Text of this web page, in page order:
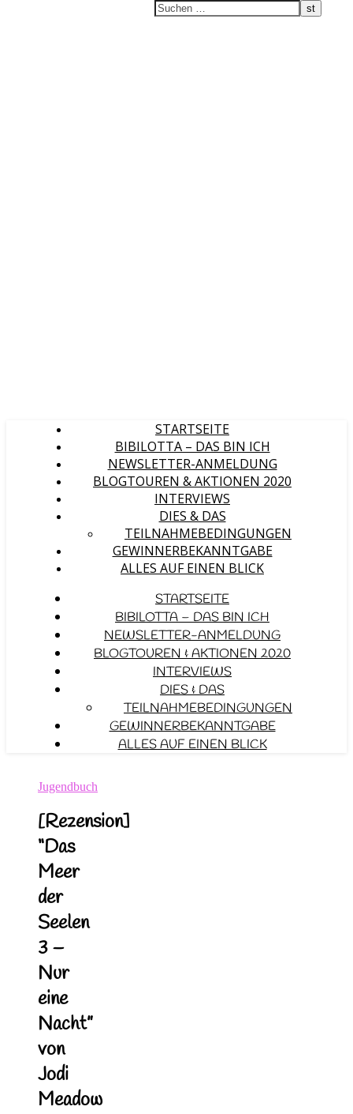
STARTSEITE
BIBILOTTA – DAS BIN ICH
NEWSLETTER-ANMELDUNG
BLOGTOUREN & AKTIONEN 2020
INTERVIEWS
DIES & DAS
TEILNAHMEBEDINGUNGEN
GEWINNERBEKANNTGABE
ALLES AUF EINEN BLICK
STARTSEITE
BIBILOTTA – DAS BIN ICH
NEWSLETTER-ANMELDUNG
BLOGTOUREN & AKTIONEN 2020
INTERVIEWS
DIES & DAS
TEILNAHMEBEDINGUNGEN
GEWINNERBEKANNTGABE
ALLES AUF EINEN BLICK
Jugendbuch
[Rezension]
“Das
Meer
der
Seelen
3 –
Nur
eine
Nacht”
von
Jodi
Meadow